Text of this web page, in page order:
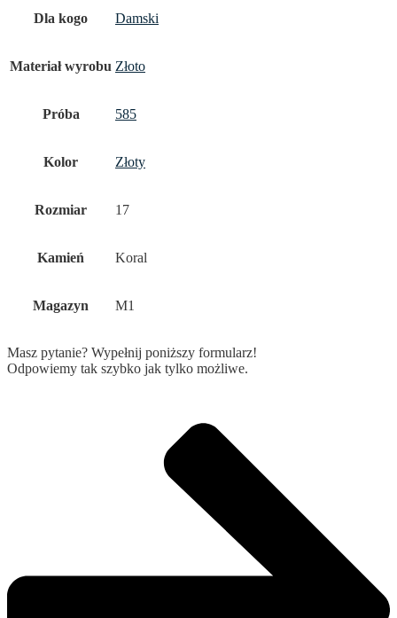
Dla kogo Damski
Materiał wyrobu Złoto
Próba 585
Kolor Złoty
Rozmiar 17
Kamień Koral
Magazyn M1
Masz pytanie? Wypełnij poniższy formularz!
Odpowiemy tak szybko jak tylko możliwe.